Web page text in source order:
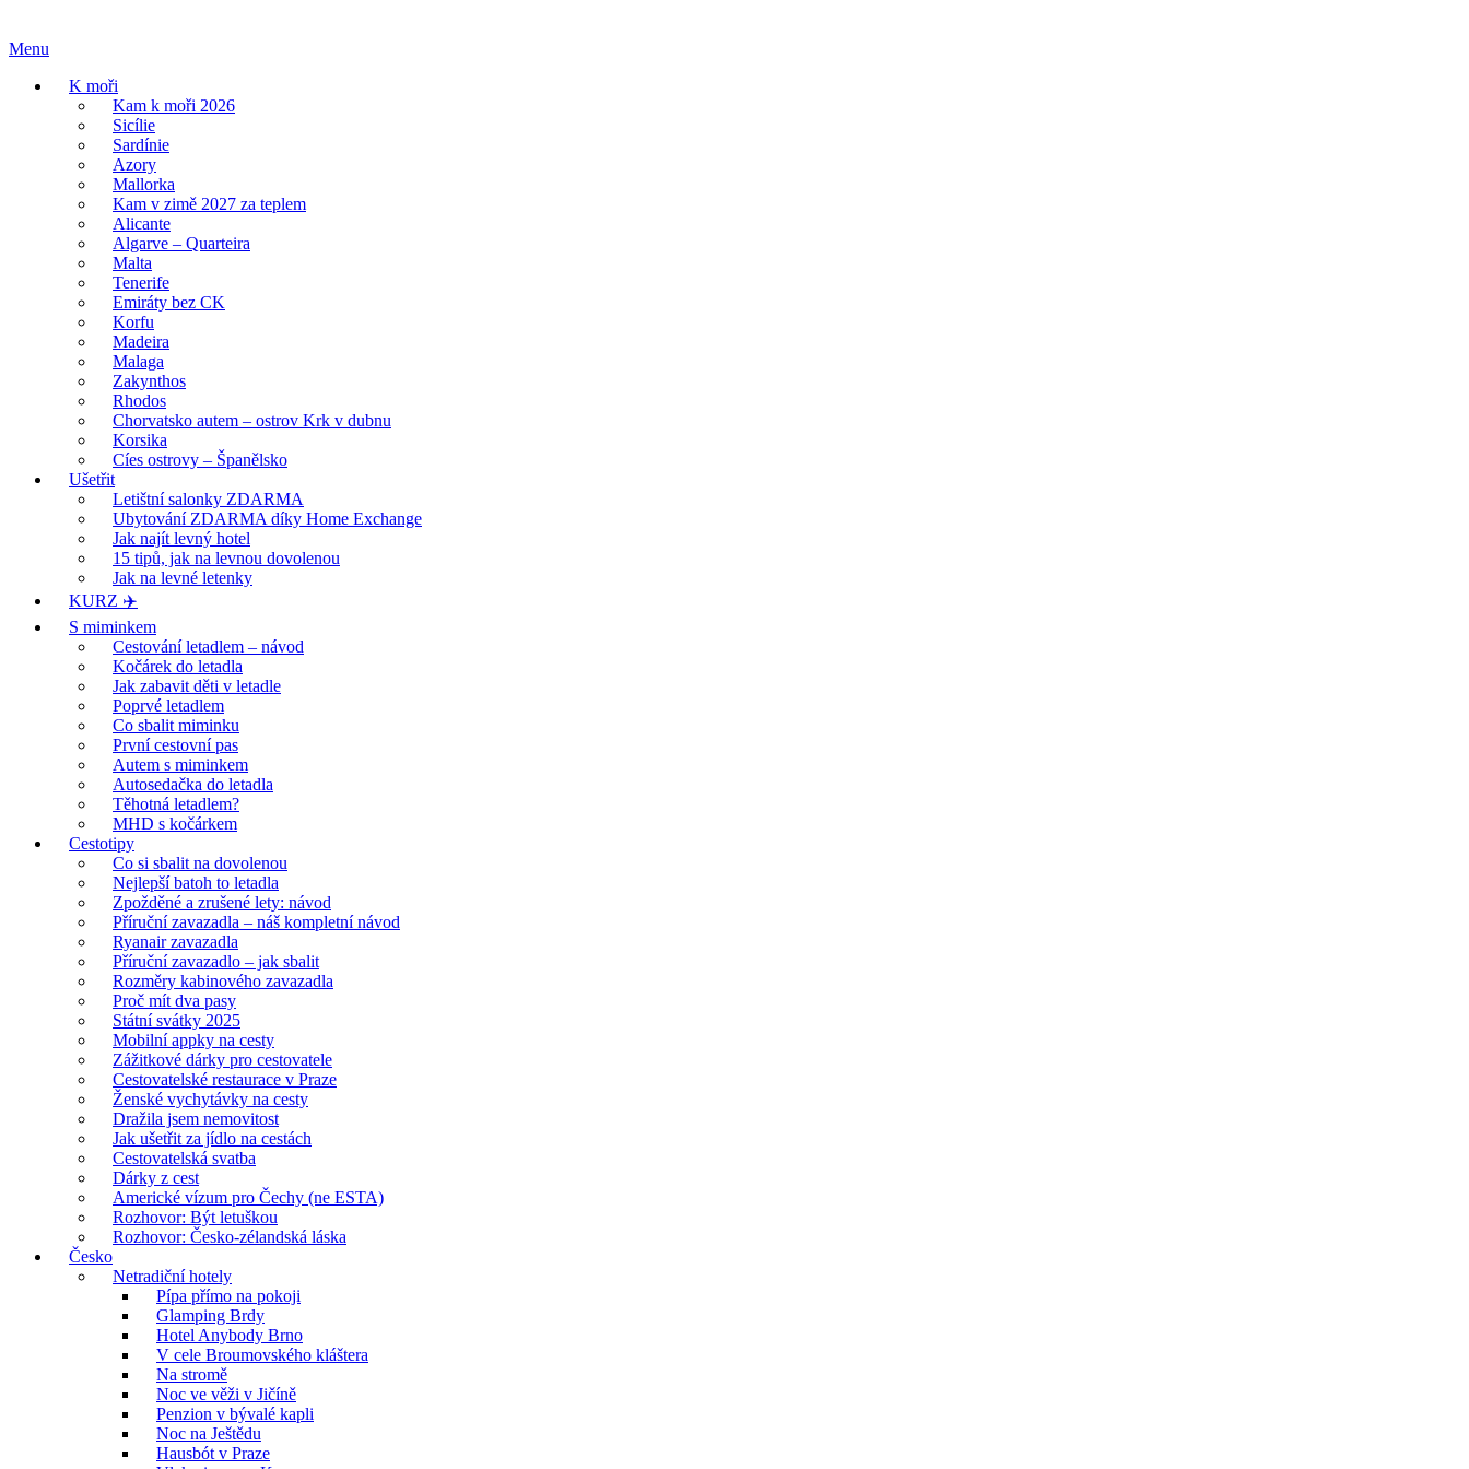
content
Menu
K moři
Kam k moři 2026
Sicílie
Sardínie
Azory
Mallorka
Kam v zimě 2027 za teplem
Alicante
Algarve – Quarteira
Malta
Tenerife
Emiráty bez CK
Korfu
Madeira
Malaga
Zakynthos
Rhodos
Chorvatsko autem – ostrov Krk v dubnu
Korsika
Cíes ostrovy – Španělsko
Ušetřit
Letištní salonky ZDARMA
Ubytování ZDARMA díky Home Exchange
Jak najít levný hotel
15 tipů, jak na levnou dovolenou
Jak na levné letenky
KURZ ✈️
S miminkem
Cestování letadlem – návod
Kočárek do letadla
Jak zabavit děti v letadle
Poprvé letadlem
Co sbalit miminku
První cestovní pas
Autem s miminkem
Autosedačka do letadla
Těhotná letadlem?
MHD s kočárkem
Cestotipy
Co si sbalit na dovolenou
Nejlepší batoh to letadla
Zpožděné a zrušené lety: návod
Příruční zavazadla – náš kompletní návod
Ryanair zavazadla
Příruční zavazadlo – jak sbalit
Rozměry kabinového zavazadla
Proč mít dva pasy
Státní svátky 2025
Mobilní appky na cesty
Zážitkové dárky pro cestovatele
Cestovatelské restaurace v Praze
Ženské vychytávky na cesty
Dražila jsem nemovitost
Jak ušetřit za jídlo na cestách
Cestovatelská svatba
Dárky z cest
Americké vízum pro Čechy (ne ESTA)
Rozhovor: Být letuškou
Rozhovor: Česko-zélandská láska
Česko
Netradiční hotely
Pípa přímo na pokoji
Glamping Brdy
Hotel Anybody Brno
V cele Broumovského kláštera
Na stromě
Noc ve věži v Jičíně
Penzion v bývalé kapli
Noc na Ještědu
Hausbót v Praze